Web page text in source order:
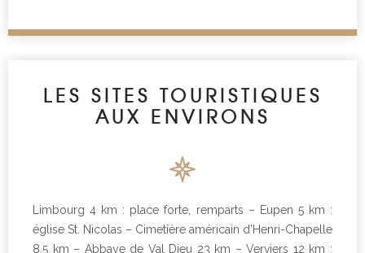
LES SITES TOURISTIQUES
AUX ENVIRONS
Limbourg 4 km : place forte, remparts – Eupen 5 km :
église St. Nicolas – Cimetière américain d’Henri-Chapelle
8.5 km – Abbaye de Val Dieu 23 km – Verviers 12 km :